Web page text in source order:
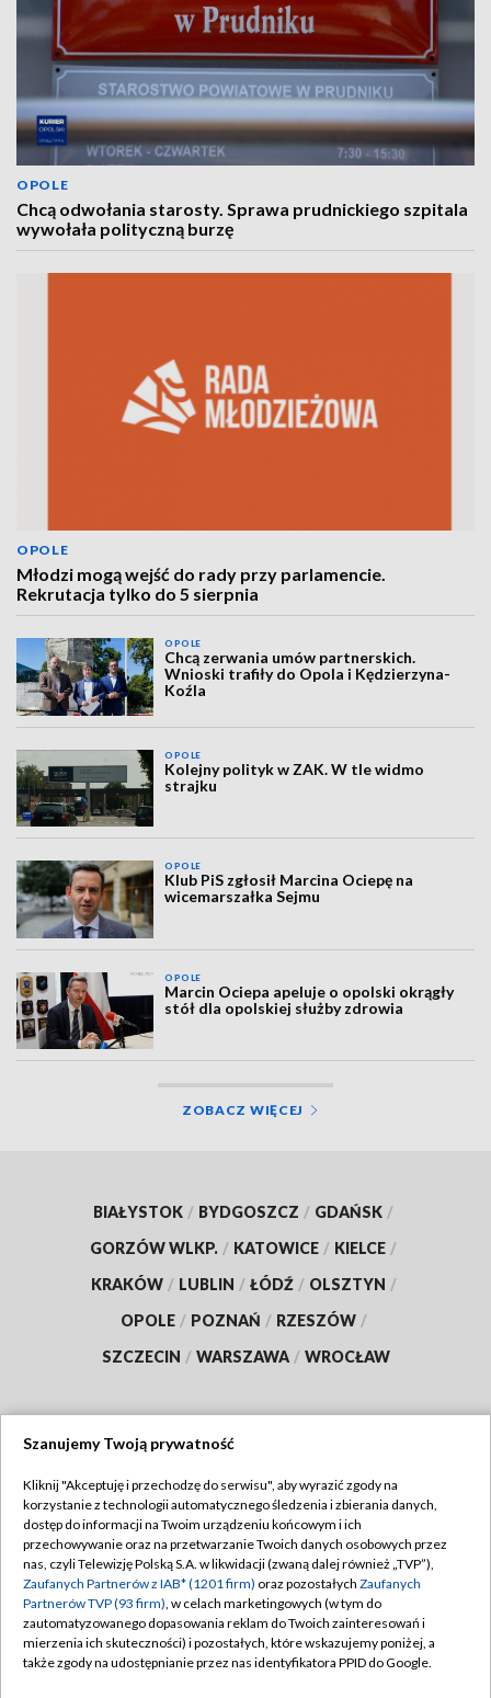
OPOLE
Chcą odwołania starosty. Sprawa prudnickiego szpitala
wywołała polityczną burzę
OPOLE
Młodzi mogą wejść do rady przy parlamencie.
Rekrutacja tylko do 5 sierpnia
OPOLE
Chcą zerwania umów partnerskich.
Wnioski trafiły do Opola i Kędzierzyna-
Koźla
OPOLE
Kolejny polityk w ZAK. W tle widmo
strajku
OPOLE
Klub PiS zgłosił Marcina Ociepę na
wicemarszałka Sejmu
OPOLE
Marcin Ociepa apeluje o opolski okrągły
stół dla opolskiej służby zdrowia
ZOBACZ WIĘCEJ
BIAŁYSTOK / BYDGOSZCZ / GDAŃSK /
GORZÓW WLKP. / KATOWICE / KIELCE /
KRAKÓW / LUBLIN / ŁÓDŹ / OLSZTYN /
OPOLE / POZNAŃ / RZESZÓW /
SZCZECIN / WARSZAWA / WROCŁAW
TVP
Abonament TVP
Emisja w TVP
Centrum informacji TVP
Naziemna Telewizja Cyfrowa
Regulamin TVP
Polityka prywatności
Moje zgody
Pomoc
Szanujemy Twoją prywatność
Kliknij "Akceptuję i przechodzę do serwisu", aby wyrazić zgody na
korzystanie z technologii automatycznego śledzenia i zbierania danych,
dostęp do informacji na Twoim urządzeniu końcowym i ich
przechowywanie oraz na przetwarzanie Twoich danych osobowych przez
nas, czyli Telewizję Polską S.A. w likwidacji (zwaną dalej również „TVP”),
Zaufanych Partnerów z IAB* (1201 firm) oraz pozostałych Zaufanych
Partnerów TVP (93 firm), w celach marketingowych (w tym do
zautomatyzowanego dopasowania reklam do Twoich zainteresowań i
mierzenia ich skuteczności) i pozostałych, które wskazujemy poniżej, a
także zgody na udostępnianie przez nas identyfikatora PPID do Google.